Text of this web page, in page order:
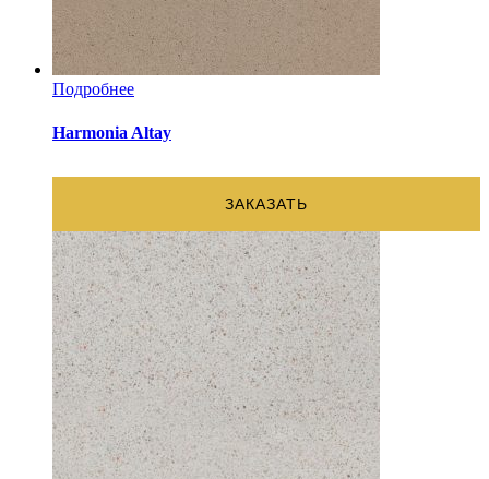
Подробнее
Harmonia Altay
ЗАКАЗАТЬ